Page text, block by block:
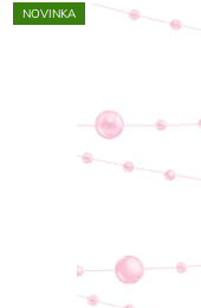
NOVINKA